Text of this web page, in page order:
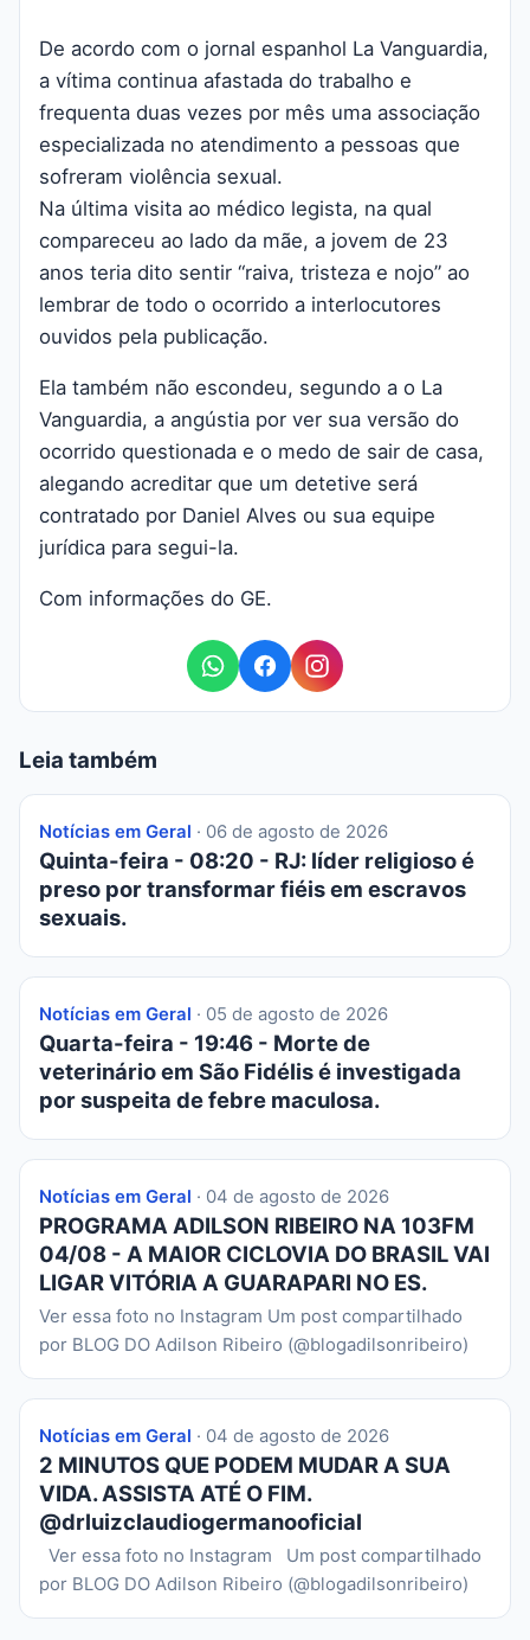
De acordo com o jornal espanhol La Vanguardia,
a vítima continua afastada do trabalho e
frequenta duas vezes por mês uma associação
especializada no atendimento a pessoas que
sofreram violência sexual.
Na última visita ao médico legista, na qual
compareceu ao lado da mãe, a jovem de 23
anos teria dito sentir “raiva, tristeza e nojo” ao
lembrar de todo o ocorrido a interlocutores
ouvidos pela publicação.
Ela também não escondeu, segundo a o La
Vanguardia, a angústia por ver sua versão do
ocorrido questionada e o medo de sair de casa,
alegando acreditar que um detetive será
contratado por Daniel Alves ou sua equipe
jurídica para segui-la.
Com informações do GE.
Leia também
Notícias em Geral · 06 de agosto de 2026
Quinta-feira - 08:20 - RJ: líder religioso é
preso por transformar fiéis em escravos
sexuais.
Notícias em Geral · 05 de agosto de 2026
Quarta-feira - 19:46 - Morte de
veterinário em São Fidélis é investigada
por suspeita de febre maculosa.
Notícias em Geral · 04 de agosto de 2026
PROGRAMA ADILSON RIBEIRO NA 103FM
04/08 - A MAIOR CICLOVIA DO BRASIL VAI
LIGAR VITÓRIA A GUARAPARI NO ES.
Ver essa foto no Instagram Um post compartilhado
por BLOG DO Adilson Ribeiro (@blogadilsonribeiro)
Notícias em Geral · 04 de agosto de 2026
2 MINUTOS QUE PODEM MUDAR A SUA
VIDA. ASSISTA ATÉ O FIM.
@drluizclaudiogermanooficial
Ver essa foto no Instagram Um post compartilhado
por BLOG DO Adilson Ribeiro (@blogadilsonribeiro)